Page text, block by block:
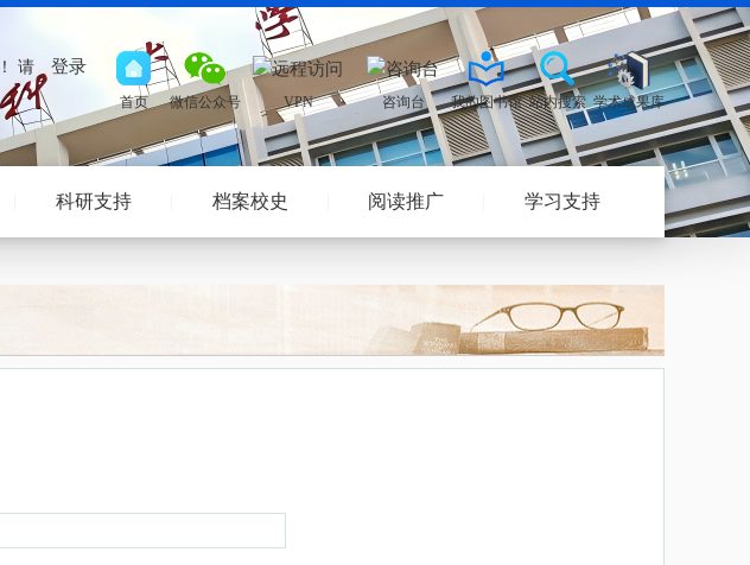
请 登录
科研支持 档案校史 阅读推广 学习支持